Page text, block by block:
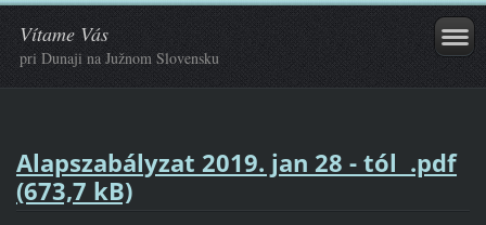
Vítame Vás
pri Dunaji na Južnom Slovensku
Alapszabályzat 2019. jan 28 - tól .pdf
(673,7 kB)